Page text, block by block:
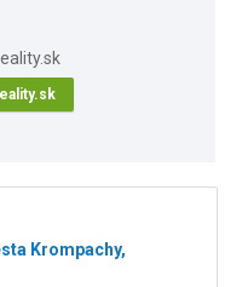
Krompachy,